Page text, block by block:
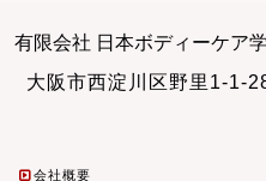
有限会社 日本ボディーケア
大阪市西淀川区野里1-1-
会社概要